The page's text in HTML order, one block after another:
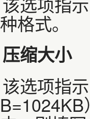
种格式。
压缩大小
该选项指